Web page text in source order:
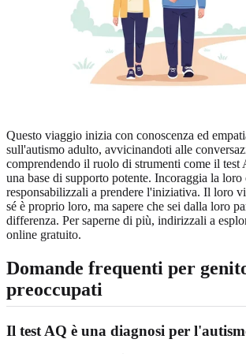
Questo viaggio inizia con conoscenza ed
sull'autismo adulto, avvicinandoti alle
comprendendo il ruolo di strumenti come il test
una base di supporto potente. Incoraggia la loro
responsabilizzali a prendere l'iniziativa. Il loro
sé è proprio loro, ma sapere che sei dalla loro
differenza. Per saperne di più, indirizzali a
online gratuito.
Domande frequenti per
preoccupati
Il test AQ è una diagnosi per